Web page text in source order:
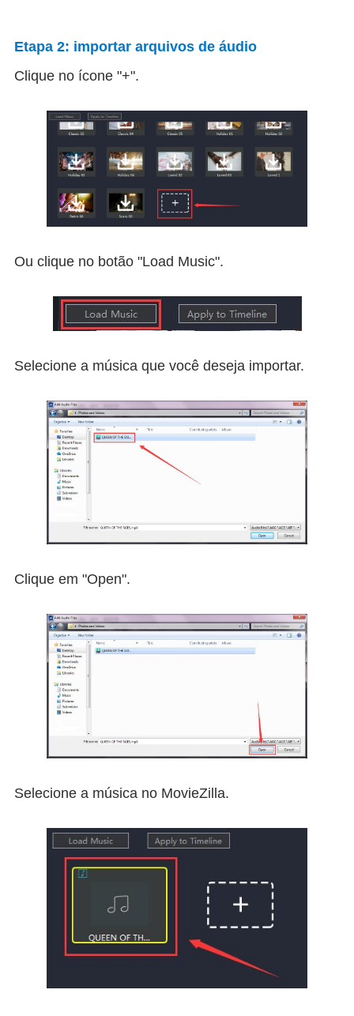
Etapa 2: importar arquivos de áudio
Clique no ícone "+".
Ou clique no botão "Load Music".
Selecione a música que você deseja importar.
Clique em "Open".
Selecione a música no MovieZilla.